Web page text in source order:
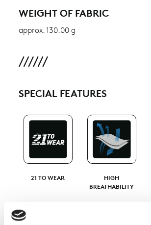
WEIGHT OF FABRIC
approx. 130.00 g
SPECIAL FEATURES
21 TO WEAR
HIGH
BREATHABILITY